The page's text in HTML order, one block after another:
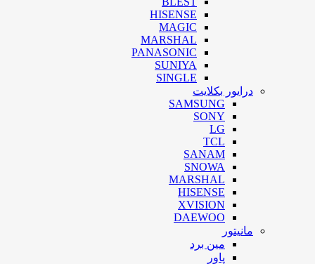
HISENSE
MAGIC
MARSHAL
PANASONIC
SUNIYA
SINGLE
درایور بکلایت
SAMSUNG
SONY
LG
TCL
SANAM
SNOWA
MARSHAL
HISENSE
XVISION
DAEWOO
مانیتور
مین برد
پاور